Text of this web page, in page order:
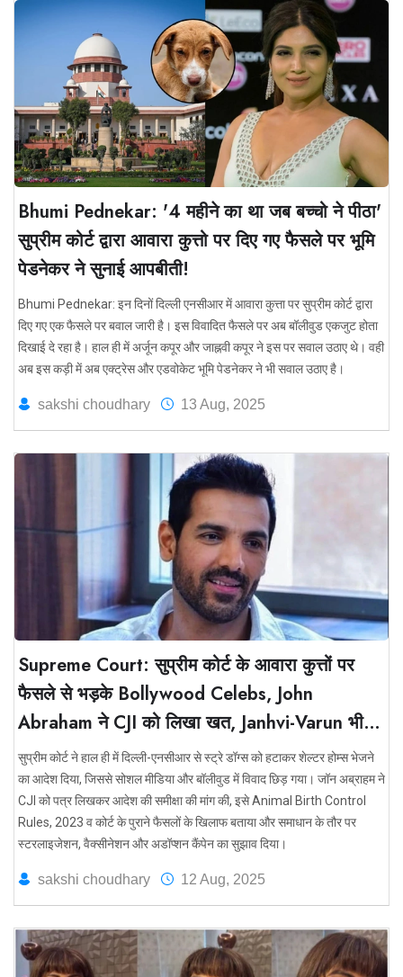
Bhumi Pednekar: '4 महीने का था जब बच्चो ने पीठा'
सुप्रीम कोर्ट द्वारा आवारा कुत्तो पर दिए गए फैसले पर भूमि
पेडनेकर ने सुनाई आपबीती!
Bhumi Pednekar: इन दिनों दिल्ली एनसीआर में आवारा कुत्ता पर सुप्रीम कोर्ट द्वारा
दिए गए एक फैसले पर बवाल जारी है। इस विवादित फैसले पर अब बॉलीवुड एकजुट होता
दिखाई दे रहा है। हाल ही में अर्जून कपूर और जाह्नवी कपूर ने इस पर सवाल उठाए थे। वही
अब इस कड़ी में अब एक्ट्रेस और एडवोकेट भूमि पेडनेकर ने भी सवाल उठाए है।
sakshi choudhary 13 Aug, 2025
Supreme Court: सुप्रीम कोर्ट के आवारा कुत्तों पर
फैसले से भड़के Bollywood Celebs, John
Abraham ने CJI को लिखा खत, Janhvi-Varun भी
विरोध में
सुप्रीम कोर्ट ने हाल ही में दिल्ली-एनसीआर से स्ट्रे डॉग्स को हटाकर शेल्टर होम्स भेजने
का आदेश दिया, जिससे सोशल मीडिया और बॉलीवुड में विवाद छिड़ गया। जॉन अब्राहम ने
CJI को पत्र लिखकर आदेश की समीक्षा की मांग की, इसे Animal Birth Control
Rules, 2023 व कोर्ट के पुराने फैसलों के खिलाफ बताया और समाधान के तौर पर
स्टरलाइजेशन, वैक्सीनेशन और अडॉप्शन कैंपेन का सुझाव दिया।
sakshi choudhary 12 Aug, 2025